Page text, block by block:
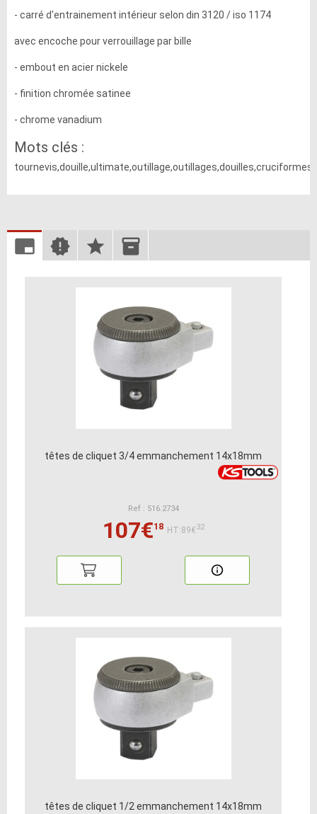
- carré d'entrainement intérieur selon din 3120 / iso 1174
avec encoche pour verrouillage par bille
- embout en acier nickele
- finition chromée satinee
- chrome vanadium
Mots clés :
tournevis,douille,ultimate,outillage,outillages,douilles,cruciformes
têtes de cliquet 3/4 emmanchement 14x18mm
Ref : 516.2734
107€18 HT:89€32
têtes de cliquet 1/2 emmanchement 14x18mm